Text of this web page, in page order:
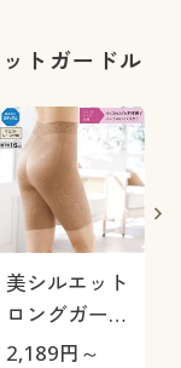
トガードル
美シルエット
ロングガード
ル(ミディアム
2,189円～